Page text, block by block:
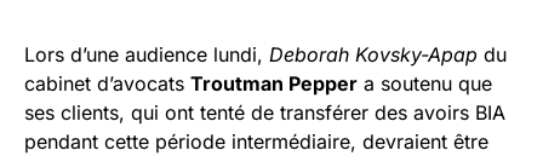
Lors d’une audience lundi, Deborah Kovsky-Apap du
cabinet d’avocats Troutman Pepper a soutenu que
ses clients, qui ont tenté de transférer des avoirs BIA
pendant cette période intermédiaire, devraient être